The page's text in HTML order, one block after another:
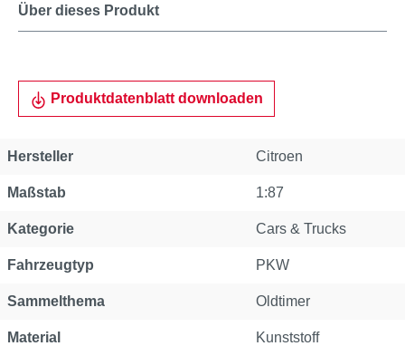
Über dieses Produkt
Produktdatenblatt downloaden
Hersteller Citroen
Maßstab 1:87
Kategorie Cars & Trucks
Fahrzeugtyp PKW
Sammelthema Oldtimer
Material Kunststoff